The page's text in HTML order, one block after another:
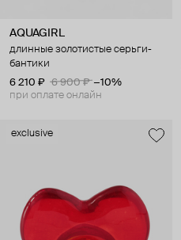
AQUAGIRL
длинные золотистые серьги-
бантики
6 210 ₽
6 900 ₽ −10%
при оплате онлайн
exclusive